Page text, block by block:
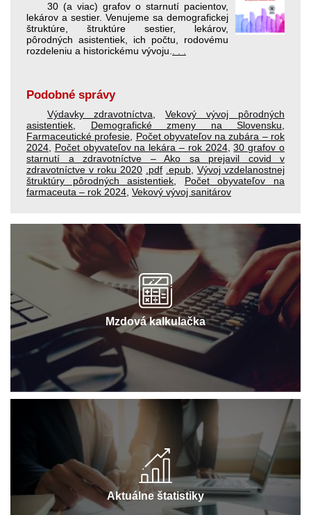
30 (a viac) grafov o starnutí pacientov,
lekárov a sestier. Venujeme sa demografickej
štruktúre, štruktúre sestier, lekárov,
pôrodných asistentiek, ich počtu, rodovému
rozdeleniu a historickému vývoju.. . .
Podobné správy
Výdavky zdravotníctva, Vekový vývoj pôrodných
asistentiek, Demografické zmeny na Slovensku,
Farmaceutické profesie, Počet obyvateľov na zubára – rok
2024, Počet obyvateľov na lekára – rok 2024,30 grafov o
starnutí a zdravotníctve – Ako sa prejavil covid v
zdravotníctve v roku 2020 .pdf .epub, Vývoj vzdelanostnej
štruktúry pôrodných asistentiek, Počet obyvateľov na
farmaceuta – rok 2024, Vekový vývoj sanitárov
Mzdová kalkulačka
Aktuálne štatistiky